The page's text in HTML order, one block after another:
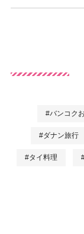
#バンコク
#ダナン旅行
#タイ料理